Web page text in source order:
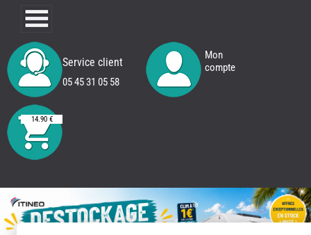
Service client
05 45 31 05 58
Mon
compte
14.90 €